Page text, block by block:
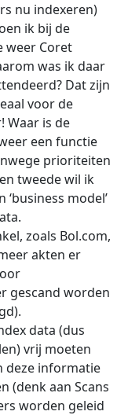
nu indexeren)
ik bij de
weer Coret
was ik daar
Dat zijn
voor de
Waar is de
een functie
prioriteiten
tweede wil ik
model’
zoals Bol.com,
akten er
gescand worden
data (dus
vrij moeten
deze informatie
(denk aan Scans
worden geleid